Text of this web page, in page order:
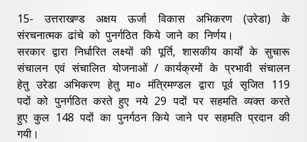
15- उत्तराखण्ड अक्षय ऊर्जा विकास अभिकरण (उरेडा) के
संरचनात्मक ढांचे को पुनर्गठित किये जाने का निर्णय।
सरकार द्वारा निर्धारित लक्ष्यों की पूर्ति, शासकीय कार्यों के सुचारू
संचालन एवं संचालित योजनाओं / कार्यक्रमों के प्रभावी संचालन
हेतु उरेडा अभिकरण हेतु मा० मंत्रिमण्डल द्वारा पूर्व सृजित 119
पदों को पुनर्गठित करते हुए नये 29 पदों पर सहमति व्यक्त करते
हुए कुल 148 पदों का पुनर्गठन किये जाने पर सहमति प्रदान की
गयी।